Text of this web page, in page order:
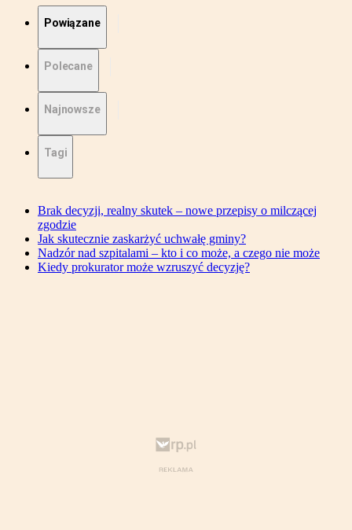
Powiązane
Polecane
Najnowsze
Tagi
Brak decyzji, realny skutek – nowe przepisy o milczącej
zgodzie
Jak skutecznie zaskarżyć uchwałę gminy?
Nadzór nad szpitalami – kto i co może, a czego nie może
Kiedy prokurator może wzruszyć decyzję?